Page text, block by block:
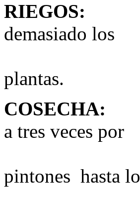
RIEGOS:
demasiado los
surcos
plantas.
COSECHA:
a tres veces por
semana,
pintones hasta